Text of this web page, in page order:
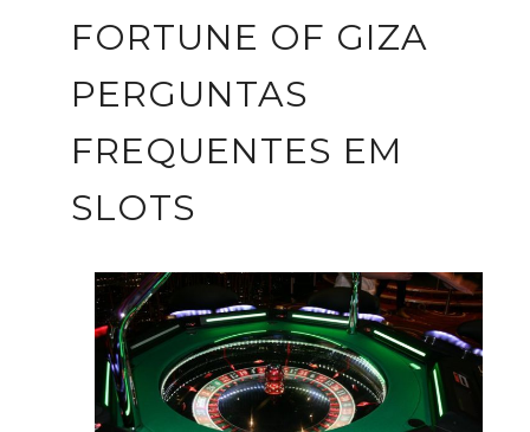
FORTUNE OF GIZA
PERGUNTAS
FREQUENTES EM
SLOTS